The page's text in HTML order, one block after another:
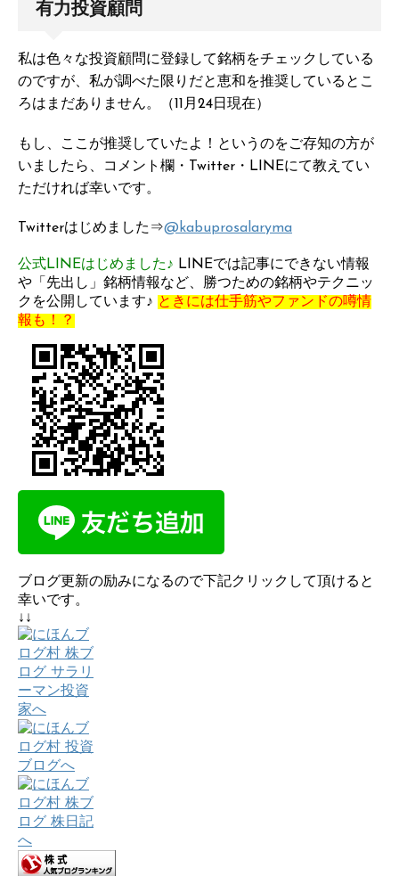
有力投資顧問
私は色々な投資顧問に登録して銘柄をチェックしている
のですが、私が調べた限りだと恵和を推奨しているとこ
ろはまだありません。（11月24日現在）
もし、ここが推奨していたよ！というのをご存知の方が
いましたら、コメント欄・Twitter・LINEにて教えてい
ただければ幸いです。
Twitterはじめました⇒@kabuprosalaryma
公式LINEはじめました♪ LINEでは記事にできない情報
や「先出し」銘柄情報など、勝つための銘柄やテクニッ
クを公開しています♪ ときには仕手筋やファンドの噂情
報も！？
ブログ更新の励みになるので下記クリックして頂けると
幸いです。
↓↓